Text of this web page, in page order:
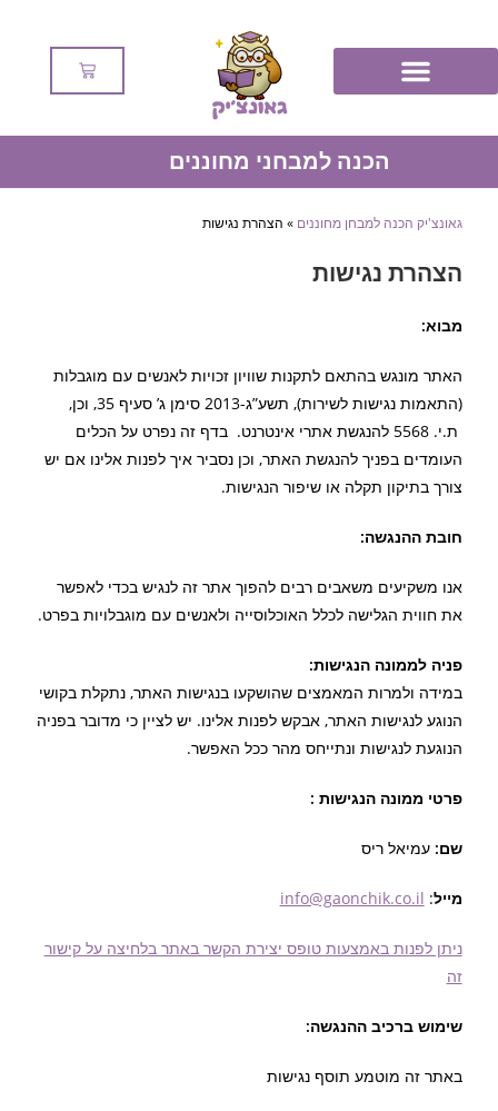
הכנה למבחני מחוננים
גאונצ'יק הכנה למבחן מחוננים » הצהרת נגישות
הצהרת נגישות
מבוא:
האתר מונגש בהתאם לתקנות שוויון זכויות לאנשים עם מוגבלות
(התאמות נגישות לשירות), תשע”ג-2013 סימן ג’ סעיף 35, וכן,
ת.י. 5568 להנגשת אתרי אינטרנט. בדף זה נפרט על הכלים
העומדים בפניך להנגשת האתר, וכן נסביר איך לפנות אלינו אם יש
צורך בתיקון תקלה או שיפור הנגישות.
חובת ההנגשה:
אנו משקיעים משאבים רבים להפוך אתר זה לנגיש בכדי לאפשר
את חווית הגלישה לכלל האוכלוסייה ולאנשים עם מוגבלויות בפרט.
פניה לממונה הנגישות:
במידה ולמרות המאמצים שהושקעו בנגישות האתר, נתקלת בקושי
הנוגע לנגישות האתר, אבקש לפנות אלינו. יש לציין כי מדובר בפניה
הנוגעת לנגישות ונתייחס מהר ככל האפשר.
פרטי ממונה הנגישות :
שם:עמיאל ריס
מייל:
info@gaonchik.co.il
ניתן לפנות באמצעות טופס יצירת הקשר באתר בלחיצה על קישור
זה
שימוש ברכיב ההנגשה:
באתר זה מוטמע תוסף נגישות